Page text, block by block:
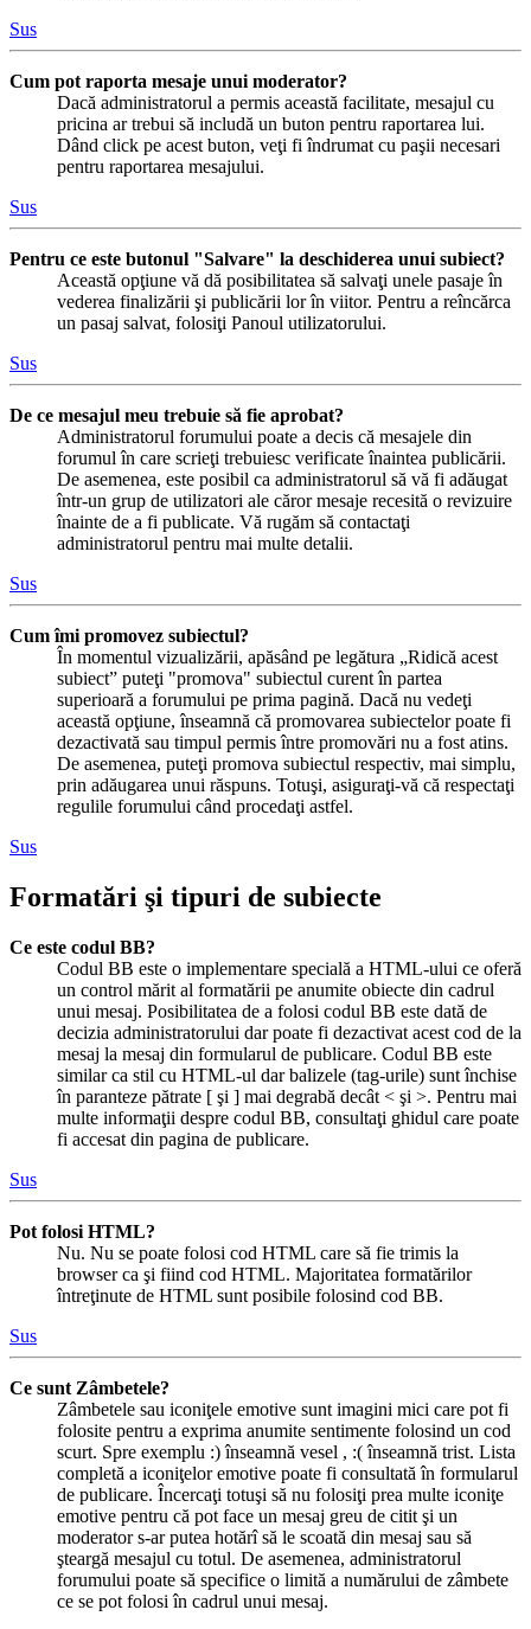
Sus
Cum pot raporta mesaje unui moderator?
Dacă administratorul a permis această facilitate, mesajul cu
pricina ar trebui să includă un buton pentru raportarea lui.
Dând click pe acest buton, veţi fi îndrumat cu paşii necesari
pentru raportarea mesajului.
Sus
Pentru ce este butonul "Salvare" la deschiderea unui subiect?
Această opţiune vă dă posibilitatea să salvaţi unele pasaje în
vederea finalizării şi publicării lor în viitor. Pentru a reîncărca
un pasaj salvat, folosiţi Panoul utilizatorului.
Sus
De ce mesajul meu trebuie să fie aprobat?
Administratorul forumului poate a decis că mesajele din
forumul în care scrieţi trebuiesc verificate înaintea publicării.
De asemenea, este posibil ca administratorul să vă fi adăugat
într-un grup de utilizatori ale căror mesaje recesită o revizuire
înainte de a fi publicate. Vă rugăm să contactaţi
administratorul pentru mai multe detalii.
Sus
Cum îmi promovez subiectul?
În momentul vizualizării, apăsând pe legătura „Ridică acest
subiect” puteţi "promova" subiectul curent în partea
superioară a forumului pe prima pagină. Dacă nu vedeţi
această opţiune, înseamnă că promovarea subiectelor poate fi
dezactivată sau timpul permis între promovări nu a fost atins.
De asemenea, puteţi promova subiectul respectiv, mai simplu,
prin adăugarea unui răspuns. Totuşi, asiguraţi-vă că respectaţi
regulile forumului când procedaţi astfel.
Sus
Formatări şi tipuri de subiecte
Ce este codul BB?
Codul BB este o implementare specială a HTML-ului ce oferă
un control mărit al formatării pe anumite obiecte din cadrul
unui mesaj. Posibilitatea de a folosi codul BB este dată de
decizia administratorului dar poate fi dezactivat acest cod de la
mesaj la mesaj din formularul de publicare. Codul BB este
similar ca stil cu HTML-ul dar balizele (tag-urile) sunt închise
în paranteze pătrate [ şi ] mai degrabă decât < şi >. Pentru mai
multe informaţii despre codul BB, consultaţi ghidul care poate
fi accesat din pagina de publicare.
Sus
Pot folosi HTML?
Nu. Nu se poate folosi cod HTML care să fie trimis la
browser ca şi fiind cod HTML. Majoritatea formatărilor
întreţinute de HTML sunt posibile folosind cod BB.
Sus
Ce sunt Zâmbetele?
Zâmbetele sau iconiţele emotive sunt imagini mici care pot fi
folosite pentru a exprima anumite sentimente folosind un cod
scurt. Spre exemplu :) înseamnă vesel , :( înseamnă trist. Lista
completă a iconiţelor emotive poate fi consultată în formularul
de publicare. Încercaţi totuşi să nu folosiţi prea multe iconiţe
emotive pentru că pot face un mesaj greu de citit şi un
moderator s-ar putea hotărî să le scoată din mesaj sau să
şteargă mesajul cu totul. De asemenea, administratorul
forumului poate să specifice o limită a numărului de zâmbete
ce se pot folosi în cadrul unui mesaj.